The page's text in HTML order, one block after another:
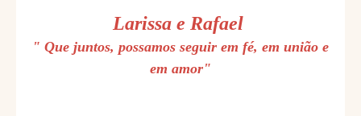
Larissa e Rafael
" Que juntos, possamos seguir em fé, em união e
em amor"